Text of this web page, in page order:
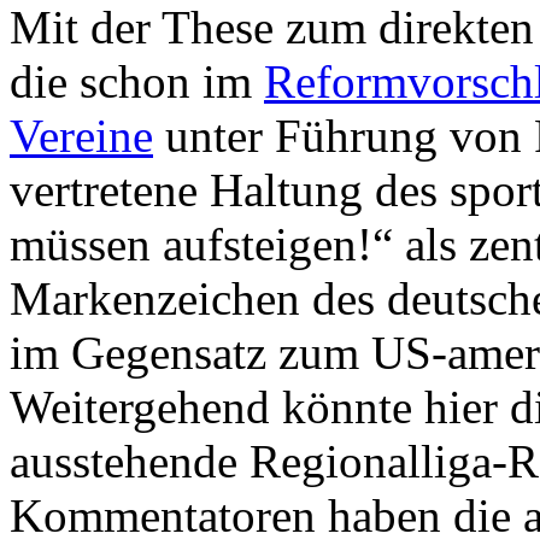
Mit der These zum
die schon im
Vereine unter Führung von
vertretene Haltung des
müssen aufsteigen!“ als
Markenzeichen des
im Gegensatz zum US-
Weitergehend könnte hier
ausstehende Regionalliga-
Kommentatoren haben die